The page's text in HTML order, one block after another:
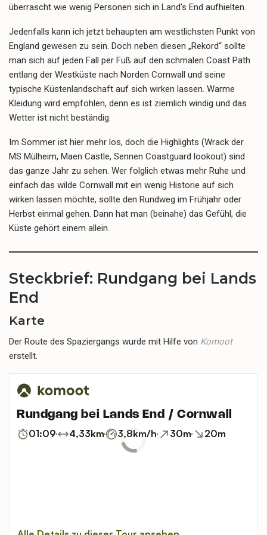
überrascht wie wenig Personen sich in Land’s End aufhielten.
Jedenfalls kann ich jetzt behaupten am westlichsten Punkt von
England gewesen zu sein. Doch neben diesen „Rekord“ sollte
man sich auf jeden Fall per Fuß auf den schmalen Coast Path
entlang der Westküste nach Norden Cornwall und seine
typische Küstenlandschaft auf sich wirken lassen. Warme
Kleidung wird empfohlen, denn es ist ziemlich windig und das
Wetter ist nicht beständig.
Im Sommer ist hier mehr los, doch die Highlights (Wrack der
MS Mülheim, Maen Castle, Sennen Coastguard lookout) sind
das ganze Jahr zu sehen. Wer folglich etwas mehr Ruhe und
einfach das wilde Cornwall mit ein wenig Historie auf sich
wirken lassen möchte, sollte den Rundweg im Frühjahr oder
Herbst einmal gehen. Dann hat man (beinahe) das Gefühl, die
Küste gehört einem allein.
Steckbrief: Rundgang bei Lands
End
Karte
Der Route des Spaziergangs wurde mit Hilfe von Komoot
erstellt.